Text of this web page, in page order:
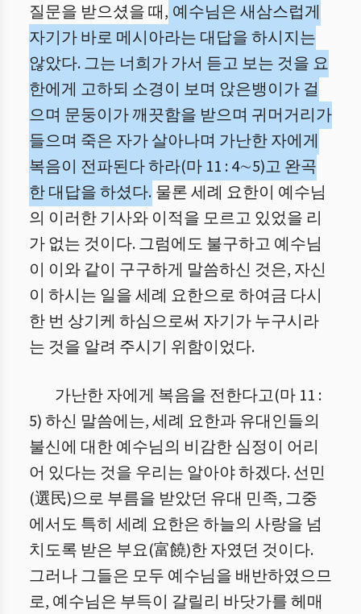
질문을 받으셨을 때, 예수님은 새삼스럽게
자기가 바로 메시아라는 대답을 하시지는
않았다. 그는 너희가 가서 듣고 보는 것을 요
한에게 고하되 소경이 보며 앉은뱅이가 걸
으며 문둥이가 깨끗함을 받으며 귀머거리가
들으며 죽은 자가 살아나며 가난한 자에게
복음이 전파된다 하라(마 11 : 4∼5)고 완곡
한 대답을 하셨다. 물론 세례 요한이 예수님
의 이러한 기사와 이적을 모르고 있었을 리
가 없는 것이다. 그럼에도 불구하고 예수님
이 이와 같이 구구하게 말씀하신 것은, 자신
이 하시는 일을 세례 요한으로 하여금 다시
한 번 상기케 하심으로써 자기가 누구시라
는 것을 알려 주시기 위함이었다.
가난한 자에게 복음을 전한다고(마 11 :
5) 하신 말씀에는, 세례 요한과 유대인들의
불신에 대한 예수님의 비감한 심정이 어리
어 있다는 것을 우리는 알아야 하겠다. 선민
(選民)으로 부름을 받았던 유대 민족, 그중
에서도 특히 세례 요한은 하늘의 사랑을 넘
치도록 받은 부요(富饒)한 자였던 것이다.
그러나 그들은 모두 예수님을 배반하였으므
로, 예수님은 부득이 갈릴리 바닷가를 헤매